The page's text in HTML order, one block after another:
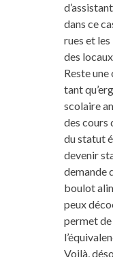
dans ce
rues et
des
Reste
tant
scolaire
des cours
du statut
devenir
demande
boulot
peux
permet
Voilà,